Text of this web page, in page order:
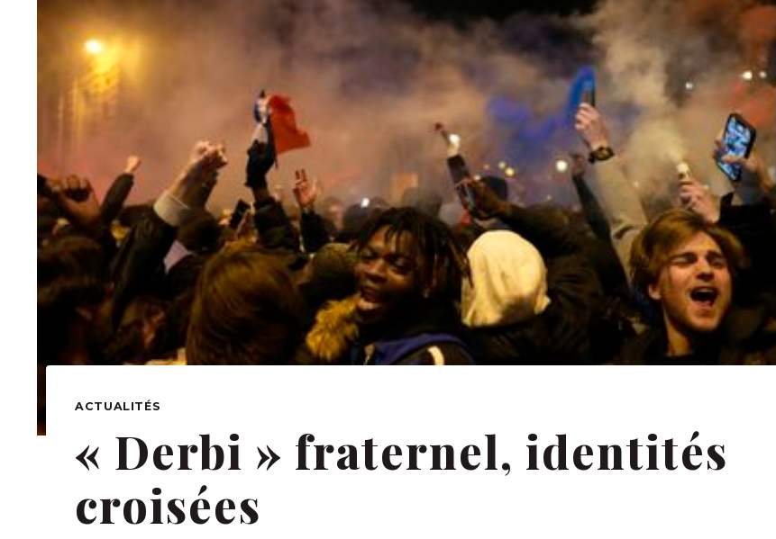
ACTUALITÉS
« Derbi » fraternel, identités
croisées